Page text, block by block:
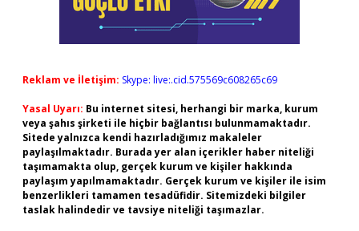
Reklam ve İletişim: Skype: live:.cid.575569c608265c69
Yasal Uyarı: Bu internet sitesi, herhangi bir marka, kurum
veya şahıs şirketi ile hiçbir bağlantısı bulunmamaktadır.
Sitede yalnızca kendi hazırladığımız makaleler
paylaşılmaktadır. Burada yer alan içerikler haber niteliği
taşımamakta olup, gerçek kurum ve kişiler hakkında
paylaşım yapılmamaktadır. Gerçek kurum ve kişiler ile isim
benzerlikleri tamamen tesadüfidir. Sitemizdeki bilgiler
taslak halindedir ve tavsiye niteliği taşımazlar.